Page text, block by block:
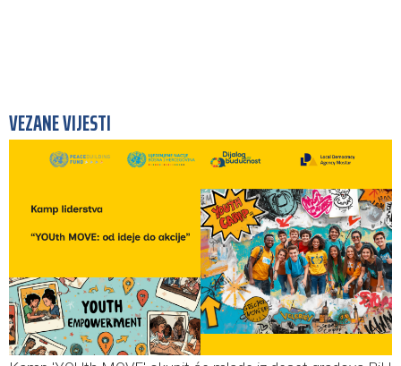
VEZANE VIJESTI